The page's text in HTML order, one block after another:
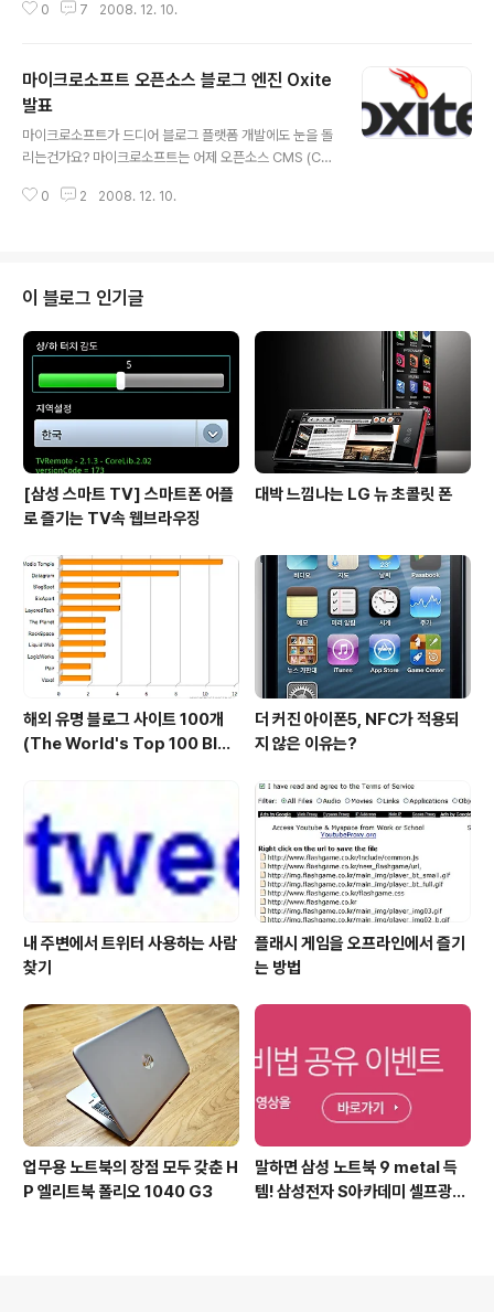
세부방안까지 마련해 놓고 위피폐지가 결정되면 곧바로 아
수 있게 되겠네요. 이제 아이폰을 맞이할 준비를 해야겠습
니다. 아이폰뿐만 아니라 위피가 폐지되면 SK텔레콤이 일
단 기업용으로만 판매를 하겠다고 한 RIM의 블랙베리도
일반 사용자용으로 출시가 가능해지며, LG텔레콤도 구글
안드로이드폰 도입을 검토해 긍정적인 결과가 나왔다고 합
니다. 또한, 그동안 국내에서 만나보지 못하고 미국등 해외
0 7 2008. 12. 10.
마이크로소프트 오픈소스 블로그 엔진 Oxite
발표
마이크로소프트가 드디어 블로그 플랫폼 개발에도 눈을 돌
리는건가요? 마이크로소프트는 어제 오픈소스 CMS (Co
데 Oxite를 사용하면 작은 사이즈의 블로그에서부터 큰 사
수 있는 블로그 플랫폼을 만들수 있어 일반사용자보다는
개발자를 대상으로 한다고 합니다. 그리고, 위드프레스나
블로거같이 Oxite도 MetaWebLog API를 지원해서 윈
도우 라이브 라이터같은 오프라인 블로깅툴로 포스팅을 발
행할 수 있다고 하네요. 마이크로소프트가 개발한 블로그
엔진이다보..
0 2 2008. 12. 10.
이 블로그 인기글
[삼성 스마트 TV] 스마트폰 어플
로 즐기는 TV속 웹브라우징
대박 느낌나는 LG 뉴 초콜릿 폰
해외 유명 블로그 사이트 100개
(The World's Top 100 Blog
더 커진 아이폰5, NFC가 적용되
지 않은 이유는?
내 주변에서 트위터 사용하는 사람
찾기
플래시 게임을 오프라인에서 즐기
는 방법
업무용 노트북의 장점 모두 갖춘 H
P 엘리트북 폴리오 1040 G3
말하면 삼성 노트북 9 metal 득
템! 삼성전자 S아카데미 셀프광고